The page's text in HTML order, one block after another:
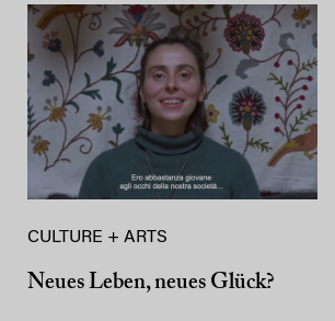
CULTURE + ARTS
Neues Leben, neues Glück?